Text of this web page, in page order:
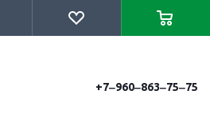
+7‒960‒863‒75‒75